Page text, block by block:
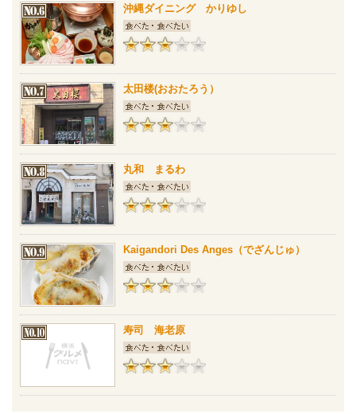
沖縄ダイニング かりゆし
太田楼(おおたろう）
丸和 まるわ
Kaigandori Des Anges（でざんじゅ）
寿司 海老原